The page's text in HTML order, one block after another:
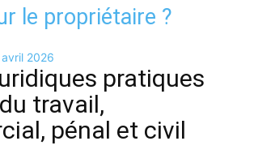
le propriétaire ?
avril 2026
pratiques
travail,
pénal et civil